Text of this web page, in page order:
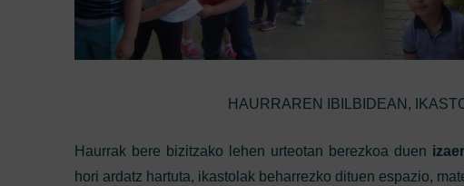
HAURRAREN IBILBIDEAN,
Haurrak bere bizitzako lehen urteotan berezkoa duen
hori ardatz hartuta, ikastolak beharrezko dituen espazio,